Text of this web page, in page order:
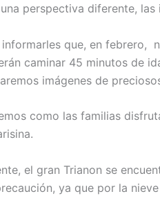
perspectiva diferente, las
que, en febrero,
caminar 45 minutos de
imágenes de
como las familias
el gran Trianon se
ya que por la